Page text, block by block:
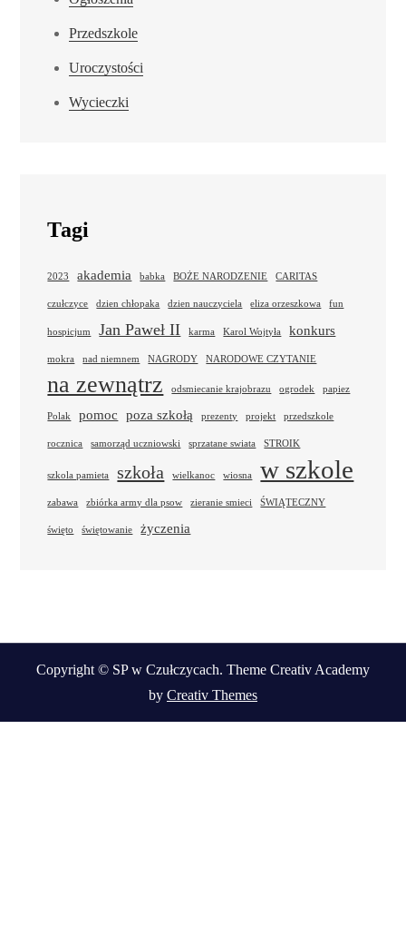
Przedszkole
Uroczystości
Wycieczki
Tagi
2023 akademia babka BOŻE NARODZENIE CARITAS
czułczyce dzien chłopaka dzien nauczyciela eliza orzeszkowa fun
hospicjum Jan Paweł II karma Karol Wojtyła konkurs
mokra nad niemnem NAGRODY NARODOWE CZYTANIE
na zewnątrz odsmiecanie krajobrazu ogrodek papiez
Polak pomoc poza szkołą prezenty projekt przedszkole
rocznica samorząd uczniowski sprzatane swiata STROIK
szkola pamieta szkoła wielkanoc wiosna w szkole
zabawa zbiórka army dla psow zieranie smieci ŚWIĄTECZNY
święto świętowanie życzenia
Copyright © SP w Czułczycach. Theme Creativ Academy
by Creativ Themes